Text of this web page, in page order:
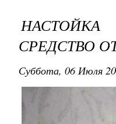
СРЕДСТВО
Суббота, 06 Июля